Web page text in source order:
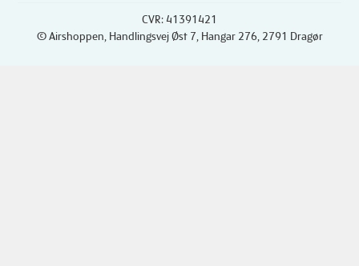
CVR: 41391421
© Airshoppen , Handlingsvej Øst 7, Hangar 276, 2791 Dragør